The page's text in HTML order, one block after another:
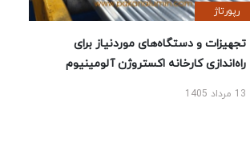
رپورتاژ
تجهیزات و دستگاه‌های موردنیاز برای
راه‌اندازی کارخانه اکستروژن آلومینیوم
13 مرداد 1405